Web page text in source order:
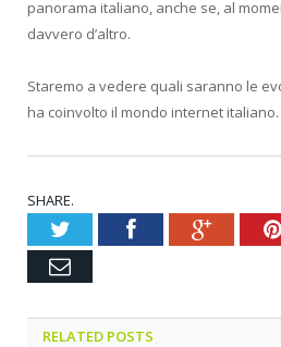
panorama italiano, anche se, al
davvero d’altro.
Staremo a vedere quali saranno le
ha coinvolto il mondo internet italiano.
SHARE.
TwitterFacebookGoogle+
Email
RELATED POSTS